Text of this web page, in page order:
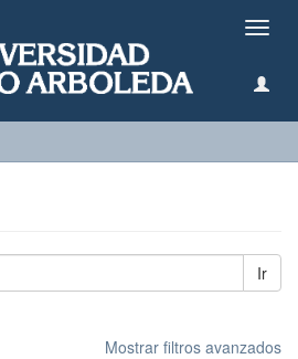
Ir
Mostrar filtros avanzados